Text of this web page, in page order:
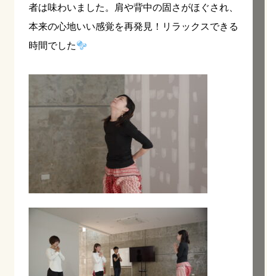
者は味わいました。肩や背中の固さがほぐされ、
本来の心地いい感覚を再発見！リラックスできる
時間でした